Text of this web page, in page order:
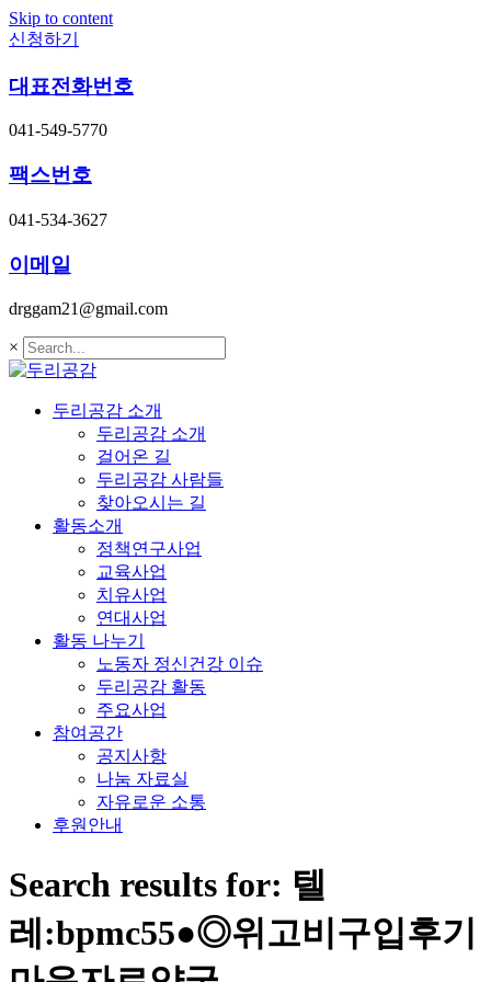
Skip to content
신청하기
대표전화번호
041-549-5770
팩스번호
041-534-3627
이메일
drggam21@gmail.com
×
두리공감 소개
두리공감 소개
걸어온 길
두리공감 사람들
찾아오시는 길
활동소개
정책연구사업
교육사업
치유사업
연대사업
활동 나누기
노동자 정신건강 이슈
두리공감 활동
주요사업
참여공간
공지사항
나눔 자료실
자유로운 소통
후원안내
Search results for: 텔
레:bpmc55●◎위고비구입후기